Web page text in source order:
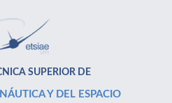
SUPERIOR DE
Y DEL ESPACIO